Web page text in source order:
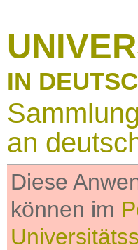
IN
an
Diese
können im